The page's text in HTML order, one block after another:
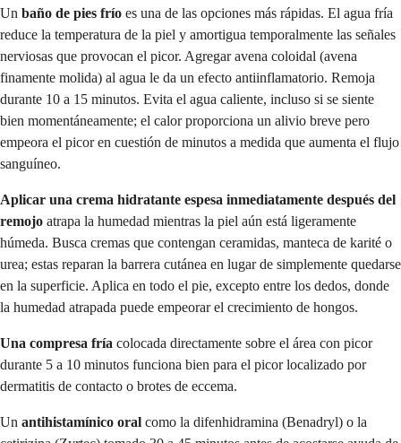
Un baño de pies frío es una de las opciones más rápidas. El agua fría
reduce la temperatura de la piel y amortigua temporalmente las señales
nerviosas que provocan el picor. Agregar avena coloidal (avena
finamente molida) al agua le da un efecto antiinflamatorio. Remoja
durante 10 a 15 minutos. Evita el agua caliente, incluso si se siente
bien momentáneamente; el calor proporciona un alivio breve pero
empeora el picor en cuestión de minutos a medida que aumenta el flujo
sanguíneo.
Aplicar una crema hidratante espesa inmediatamente después del
remojo atrapa la humedad mientras la piel aún está ligeramente
húmeda. Busca cremas que contengan ceramidas, manteca de karité o
urea; estas reparan la barrera cutánea en lugar de simplemente quedarse
en la superficie. Aplica en todo el pie, excepto entre los dedos, donde
la humedad atrapada puede empeorar el crecimiento de hongos.
Una compresa fría colocada directamente sobre el área con picor
durante 5 a 10 minutos funciona bien para el picor localizado por
dermatitis de contacto o brotes de eccema.
Un antihistamínico oral como la difenhidramina (Benadryl) o la